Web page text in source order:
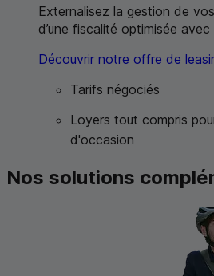
Externalisez la gestion de
d’une fiscalité optimisée avec
Découvrir notre offre de
Tarifs négociés
Loyers tout compris
d'occasion
Nos solutions